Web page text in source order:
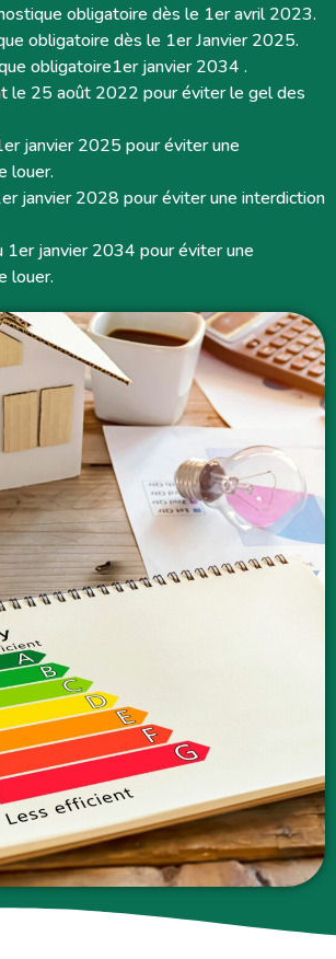
obligatoire dès le 1er avril 2023.
obligatoire dès le 1er Janvier 2025.
obligatoire1er janvier 2034 .
le 25 août 2022 pour éviter le gel des
janvier 2025 pour éviter une
louer.
janvier 2028 pour éviter une interdiction
1er janvier 2034 pour éviter une
louer.